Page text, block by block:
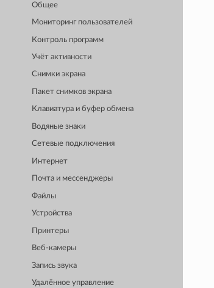
Общее
Мониторинг пользователей
Контроль программ
Учёт активности
Снимки экрана
Пакет снимков экрана
Клавиатура и буфер обмена
Водяные знаки
Сетевые подключения
Интернет
Почта и мессенджеры
Файлы
Устройства
Принтеры
Веб-камеры
Запись звука
Удалённое управление